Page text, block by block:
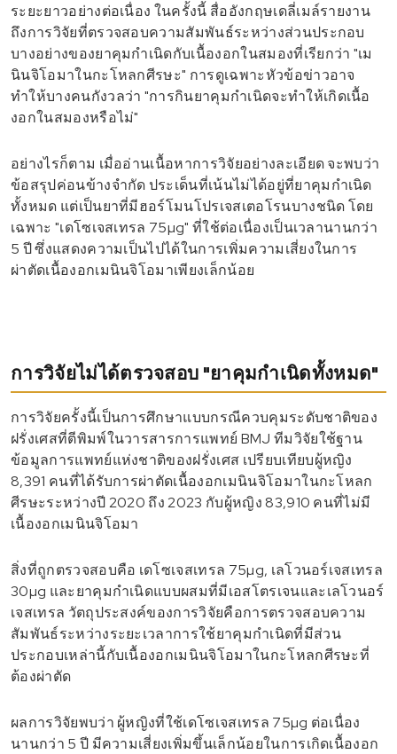
ระยะยาวอย่างต่อเนื่อง ในครั้งนี้ สื่ออังกฤษเดลี่เมล์รายงาน
ถึงการวิจัยที่ตรวจสอบความสัมพันธ์ระหว่างส่วนประกอบ
บางอย่างของยาคุมกำเนิดกับเนื้องอกในสมองที่เรียกว่า "เม
นินจิโอมาในกะโหลกศีรษะ" การดูเฉพาะหัวข้อข่าวอาจ
ทำให้บางคนกังวลว่า "การกินยาคุมกำเนิดจะทำให้เกิดเนื้อ
งอกในสมองหรือไม่"
อย่างไรก็ตาม เมื่ออ่านเนื้อหาการวิจัยอย่างละเอียด จะพบว่า
ข้อสรุปค่อนข้างจำกัด ประเด็นที่เน้นไม่ได้อยู่ที่ยาคุมกำเนิด
ทั้งหมด แต่เป็นยาที่มีฮอร์โมนโปรเจสเตอโรนบางชนิด โดย
เฉพาะ "เดโซเจสเทรล 75µg" ที่ใช้ต่อเนื่องเป็นเวลานานกว่า
5 ปี ซึ่งแสดงความเป็นไปได้ในการเพิ่มความเสี่ยงในการ
ผ่าตัดเนื้องอกเมนินจิโอมาเพียงเล็กน้อย
การวิจัยไม่ได้ตรวจสอบ "ยาคุมกำเนิดทั้งหมด"
การวิจัยครั้งนี้เป็นการศึกษาแบบกรณีควบคุมระดับชาติของ
ฝรั่งเศสที่ตีพิมพ์ในวารสารการแพทย์ BMJ ทีมวิจัยใช้ฐาน
ข้อมูลการแพทย์แห่งชาติของฝรั่งเศส เปรียบเทียบผู้หญิง
8,391 คนที่ได้รับการผ่าตัดเนื้องอกเมนินจิโอมาในกะโหลก
ศีรษะระหว่างปี 2020 ถึง 2023 กับผู้หญิง 83,910 คนที่ไม่มี
เนื้องอกเมนินจิโอมา
สิ่งที่ถูกตรวจสอบคือ เดโซเจสเทรล 75µg, เลโวนอร์เจสเทรล
30µg และยาคุมกำเนิดแบบผสมที่มีเอสโตรเจนและเลโวนอร์
เจสเทรล วัตถุประสงค์ของการวิจัยคือการตรวจสอบความ
สัมพันธ์ระหว่างระยะเวลาการใช้ยาคุมกำเนิดที่มีส่วน
ประกอบเหล่านี้กับเนื้องอกเมนินจิโอมาในกะโหลกศีรษะที่
ต้องผ่าตัด
ผลการวิจัยพบว่า ผู้หญิงที่ใช้เดโซเจสเทรล 75µg ต่อเนื่อง
นานกว่า 5 ปี มีความเสี่ยงเพิ่มขึ้นเล็กน้อยในการเกิดเนื้องอก